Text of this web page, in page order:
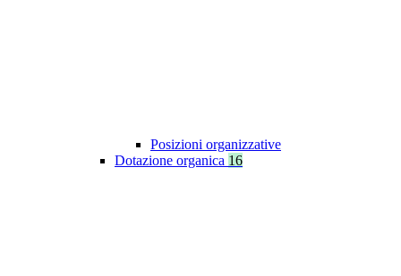
Posizioni organizzative
Dotazione organica 16